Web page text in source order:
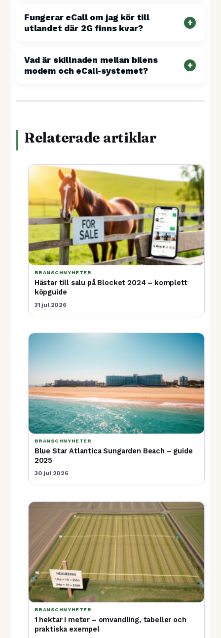
Fungerar eCall om jag kör till
utlandet där 2G finns kvar?
Vad är skillnaden mellan bilens
modem och eCall-systemet?
Relaterade artiklar
BRANSCHNYHETER
Hästar till salu på Blocket 2024 – komplett
köpguide
31 jul 2026
BRANSCHNYHETER
Blue Star Atlantica Sungarden Beach – guide
2025
30 jul 2026
BRANSCHNYHETER
1 hektar i meter – omvandling, tabeller och
praktiska exempel